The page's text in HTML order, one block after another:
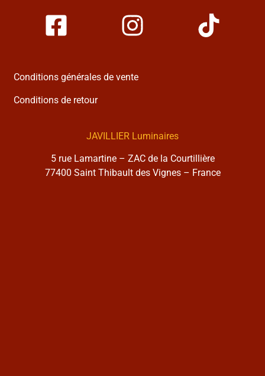
Conditions générales de vente
Conditions de retour
JAVILLIER Luminaires
5 rue Lamartine – ZAC de la Courtillière
77400 Saint Thibault des Vignes – France